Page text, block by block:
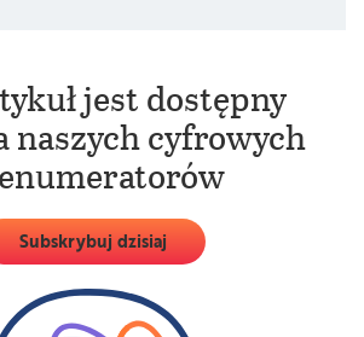
jest dostępny
naszych cyfrowych
Subskrybuj dzisiaj